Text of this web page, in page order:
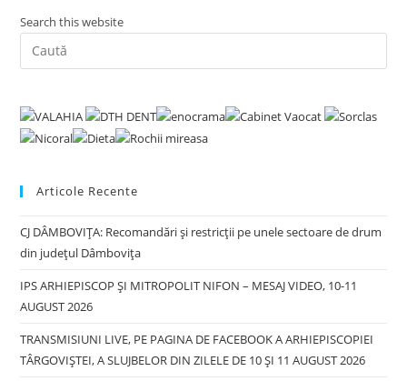
Search this website
Articole Recente
CJ DÂMBOVIȚA: Recomandări și restricții pe unele sectoare de drum
din județul Dâmbovița
IPS ARHIEPISCOP ȘI MITROPOLIT NIFON – MESAJ VIDEO, 10-11
AUGUST 2026
TRANSMISIUNI LIVE, PE PAGINA DE FACEBOOK A ARHIEPISCOPIEI
TÂRGOVIȘTEI, A SLUJBELOR DIN ZILELE DE 10 ȘI 11 AUGUST 2026